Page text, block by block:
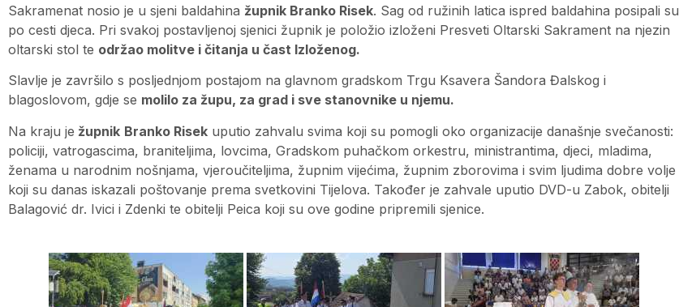
Sakramenat nosio je u sjeni baldahina župnik Branko Risek. Sag od ružinih latica ispred baldahina posipali su
po cesti djeca. Pri svakoj postavljenoj sjenici župnik je položio izloženi Presveti Oltarski Sakrament na njezin
oltarski stol te održao molitve i čitanja u čast Izloženog.
Slavlje je završilo s posljednjom postajom na glavnom gradskom Trgu Ksavera Šandora Đalskog i
blagoslovom, gdje se molilo za župu, za grad i sve stanovnike u njemu.
Na kraju je župnik Branko Risek uputio zahvalu svima koji su pomogli oko organizacije današnje svečanosti:
policiji, vatrogascima, braniteljima, lovcima, Gradskom puhačkom orkestru, ministrantima, djeci, mladima,
ženama u narodnim nošnjama, vjeroučiteljima, župnim vijećima, župnim zborovima i svim ljudima dobre volje
koji su danas iskazali poštovanje prema svetkovini Tijelova. Također je zahvale uputio DVD-u Zabok, obitelji
Balagović dr. Ivici i Zdenki te obitelji Peica koji su ove godine pripremili sjenice.